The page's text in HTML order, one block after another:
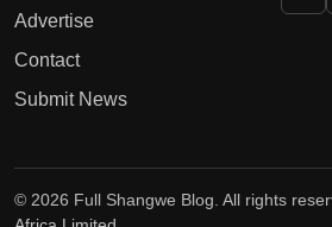
Advertise
Contact
Submit News
© 2026 Full Shangwe Blog. All rights